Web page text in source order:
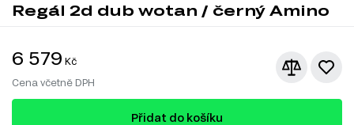
Regál 2d dub wotan / černý Amino
6 579 Kč
Cena včetně DPH
Přidat do košíku